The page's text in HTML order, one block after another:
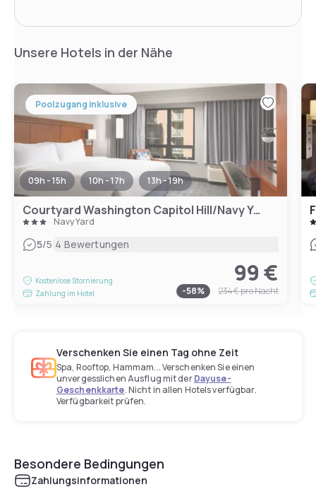
Unsere Hotels in der Nähe
Poolzugang inklusive
09h - 15h 10h - 17h 13h - 19h
Courtyard Washington Capitol Hill/Navy Yard
Navy Yard
5/5|4 Bewertungen
Kostenlose Stornierung
Zahlung im Hotel
99 €
-58% 234 €pro Nacht
Verschenken Sie einen Tag ohne Zeit
Spa, Rooftop, Hammam... Verschenken Sie einen
unvergesslichen Ausflug mit derDayuse-
Geschenkkarte. Nicht in allen Hotels verfügbar.
Verfügbarkeit prüfen.
Besondere Bedingungen
Zahlungsinformationen